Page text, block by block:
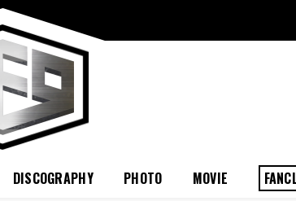
DISCOGRAPHY PHOTO MOVIE